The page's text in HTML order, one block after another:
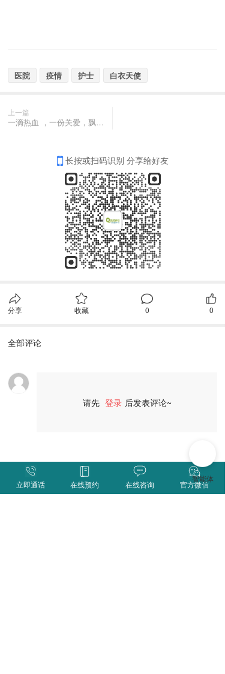
立即通话 在线预约 在线咨询 官方微信
医院 疫情 护士 白衣天使
上一篇
一滴热血 ，一份关爱，飘扬的红十字是连系你我的纽带
长按或扫码识别 分享给好友
分享 收藏 0 0
全部评论
请先 登录 后发表评论~